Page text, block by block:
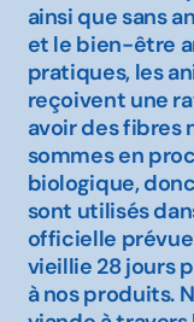
ainsi que sans
et le bien-être
pratiques, les
reçoivent une
avoir des fibres
sommes en
biologique,
sont utilisés
officielle
vieillie 28 jours
à nos produits.